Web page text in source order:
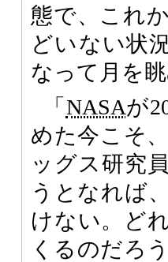
態で、これ
どいない状
なって月を
「 NASAが
めた今こそ
ッグス研究
うとなれば
けない。ど
くるのだろ